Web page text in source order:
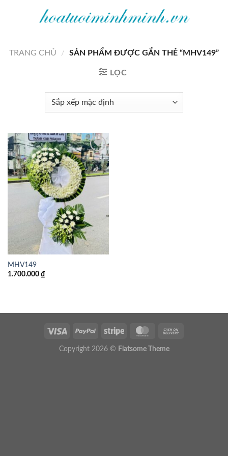
TRANG CHỦ
/ SẢN PHẨM ĐƯỢC GẮN THẺ “MHV149”
LỌC
Add to
wishlist
MHV149
1.700.000 ₫
Copyright 2026 © Flatsome Theme